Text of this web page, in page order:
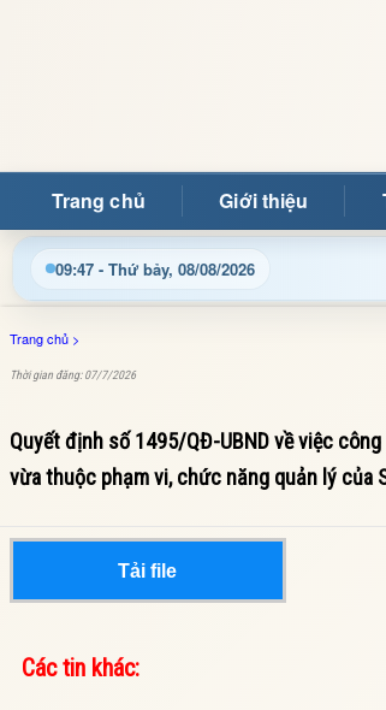
Trang chủ Giới thiệu
09:47 - Thứ bảy, 08/08/2026
Cập nhật thông tin điều hành, thủ tục
Trang chủ >
Thời gian đăng: 07/7/2026
Quyết định số 1495/QĐ-UBND về việc
vừa thuộc phạm vi, chức năng quản lý của
Tải file
Các tin khác: